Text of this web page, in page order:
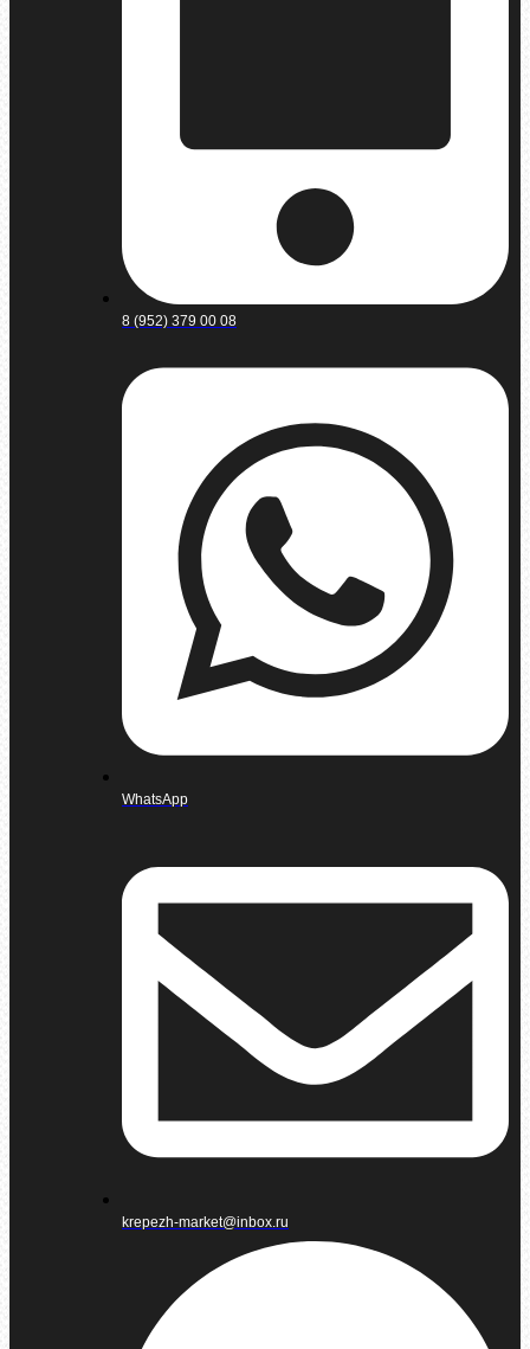
8 (952) 379 00 08
WhatsApp
krepezh-market@inbox.ru